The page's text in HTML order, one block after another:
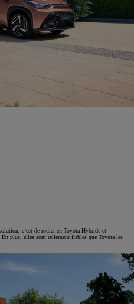
c’est de rouler en Toyota Hybride et
plus, elles sont tellement fiables que Toyota les